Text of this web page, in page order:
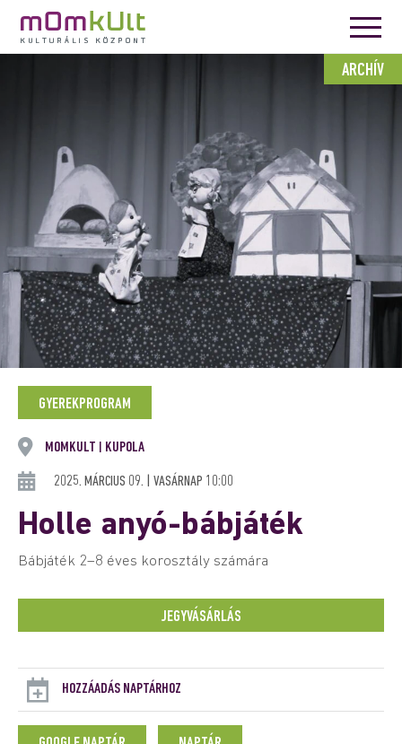
ARCHÍV
GYEREKPROGRAM
MOMKULT KUPOLA
2025. MÁRCIUS 09. | VASÁRNAP 10:00
Holle anyó-bábjáték
Bábjáték 2–8 éves korosztály számára
JEGYVÁSÁRLÁS
HOZZÁADÁS NAPTÁRHOZ